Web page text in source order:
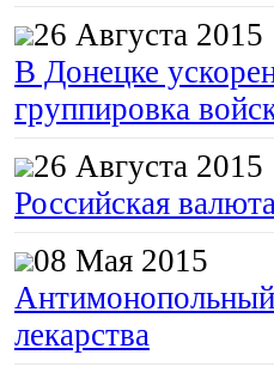
26 Августа 2015
В Донецке
группировка
26 Августа 2015
Российская
08 Мая 2015
Антимонопольный
лекарства